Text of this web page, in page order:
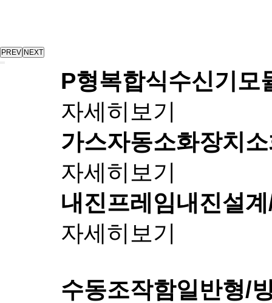
PREV NEXT
P형복합식수신기 모
자세히보기
가스자동소화장치
자세히보기
내진프레임내진설
자세히보기
수동조작함일반형/